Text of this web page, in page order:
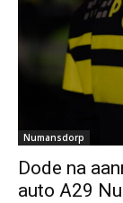
Numansdorp
Dode na
auto A29